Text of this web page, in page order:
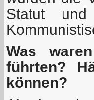
Statut und
Was
führten?
können?